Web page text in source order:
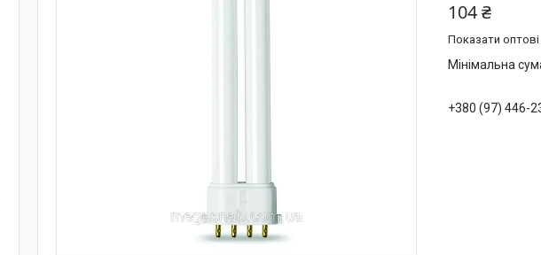
104 ₴
Показати оптові
Мінімальна
+380 (97) 446-